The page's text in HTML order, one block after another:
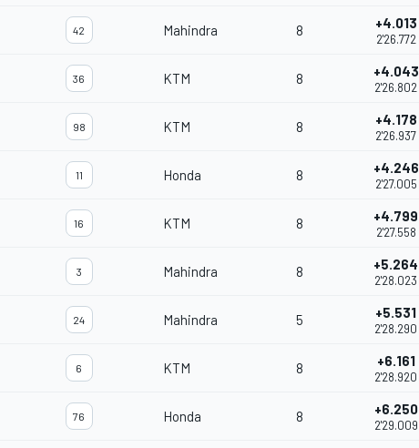
42 Mahindra 8 +4.013
2'26.772
36 KTM 8 +4.043
2'26.802
98 KTM 8 +4.178
2'26.937
11 Honda 8 +4.246
2'27.005
16 KTM 8 +4.799
2'27.558
3 Mahindra 8 +5.264
2'28.023
24 Mahindra 5 +5.531
2'28.290
6 KTM 8 +6.161
2'28.920
76 Honda 8 +6.250
2'29.009